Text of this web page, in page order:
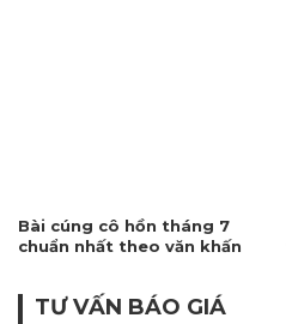
Bài cúng cô hồn tháng 7
chuẩn nhất theo văn khấn
TƯ VẤN BÁO GIÁ